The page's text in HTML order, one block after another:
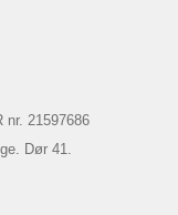
nr. 21597686
Dør 41.